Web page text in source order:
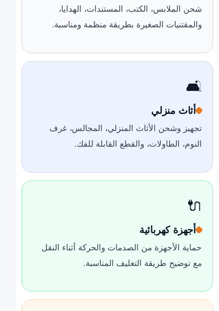
شحن الملابس، الكتب، المستندات، الهدايا،
والمقتنيات الصغيرة بطريقة منظمة ومناسبة.
🛋️
أثاث منزلي
تجهيز وشحن الأثاث المنزلي، المجالس، غرف
النوم، الطاولات، والقطع القابلة للفك.
🔌
أجهزة كهربائية
حماية الأجهزة من الصدمات والحركة أثناء النقل
مع توضيح طريقة التغليف المناسبة.